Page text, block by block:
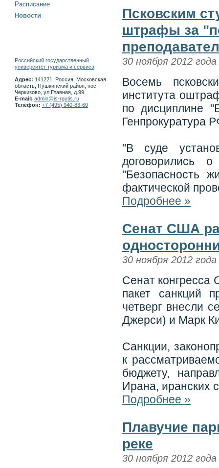
Псковским
штрафы за
30 ноября 2012 года
Восемь
института
по дисциплине
Генпрокуратура
"В суде
договорились
"Безопасность
фактической
Подробнее »
Сенат США
30 ноября 2012 года
Сенат конгресса
пакет санкций
четверг внесли
Джерси) и Марк
Санкции,
к
бюджету,
Ирана, иранских
Подробнее »
Плавучие
реке
30 ноября 2012 года
Расписание
Новости
Российский государственный
университет туризма и сервиса
Адрес: 141221, Россия, Московская
область, Пушкинский район, пос.
Черкизово, ул.Главная, д.99.
E-mail: admin@is-rgutis.ru
Телефон: +7 (495) 940-83-60